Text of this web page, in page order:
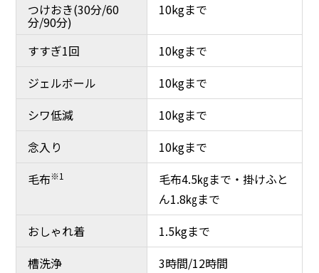
つけおき(30分/60
分/90分)
10kgまで
すすぎ1回
10kgまで
ジェルボール
10kgまで
シワ低減
10kgまで
念入り
10kgまで
毛布※1
毛布4.5㎏まで・掛けふと
ん1.8㎏まで
おしゃれ着
1.5kgまで
槽洗浄
3時間/12時間